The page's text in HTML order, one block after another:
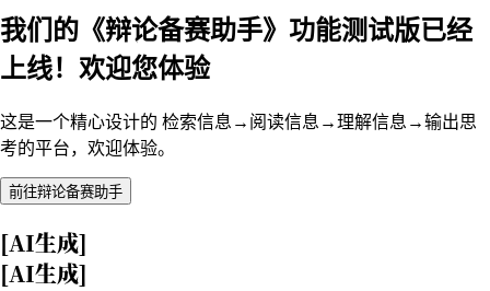
我们的《辩论备赛助手》功能测试版已经
上线！欢迎您体验
这是一个精心设计的 检索信息→阅读信息→理解信息→输出思
考的平台，欢迎体验。
前往辩论备赛助手
[AI生成]
[AI生成]